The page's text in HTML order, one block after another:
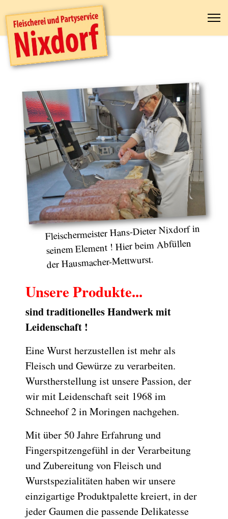
Fleischermeister Hans-Dieter Nixdorf in
seinem Element ! Hier beim Abfüllen
der Hausmacher-Mettwurst.
Unsere Produkte...
sind traditionelles Handwerk mit
Leidenschaft !
Eine Wurst herzustellen ist mehr als
Fleisch und Gewürze zu verarbeiten.
Wurstherstellung ist unsere Passion, der
wir mit Leidenschaft seit 1968 im
Schneehof 2 in Moringen nachgehen.
Mit über 50 Jahre Erfahrung und
Fingerspitzengefühl in der Verarbeitung
und Zubereitung von Fleisch und
Wurstspezialitäten haben wir unsere
einzigartige Produktpalette kreiert, in der
jeder Gaumen die passende Delikatesse